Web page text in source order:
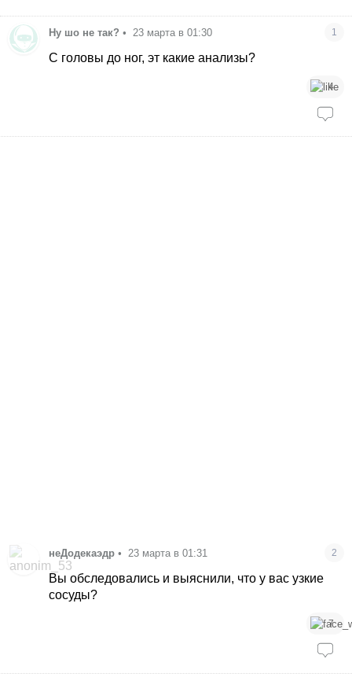
Ну шо не так? • 23 марта в 01:30 1
С головы до ног, эт какие анализы?
4
неДодекаэдр • 23 марта в 01:31 2
Вы обследовались и выяснили, что у вас узкие
сосуды?
7